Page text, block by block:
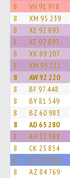
8 VH 91 978
8 XM 95 239
8 XE 92 893
8 XE 92 893
8 XK 89 207
8 XM 95 311
8 AW 92 220
8 BF 97 448
8 BY 81 549
8 BZ 60 983
8 AD 65 280
8 AH 32 388
8 CK 23 854
8 AZ 59 940
8 AZ 84 769